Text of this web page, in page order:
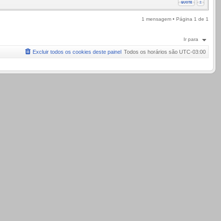
1 mensagem • Página 1 de 1
Ir para
Todos os horários são UTC-03:00
Excluir todos os cookies deste painel